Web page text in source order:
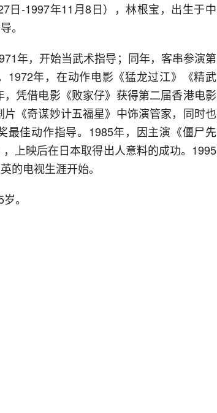
日-1997年11月8日），林根宝，出生于中
。
年，开始当武术指导；同年，客串参演第
1972年，在动作电影《猛龙过江》《精武
凭借电影《败家仔》获得第二届香港电影
《奇谋妙计五福星》中饰演管家，同时也
佳动作指导。1985年，因主演《僵尸先
上映后在日本取得出人意料的成功。1995
的电视生涯开始。
。